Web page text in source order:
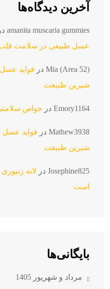
آخرین دیدگاه‌ها
amanita muscaria gummies در
عسل طبیعی در سلامت
Mia (Area 52) در فواید
شیرین طبیعت
Emory1164 در خواص
Mathew3938 در فواید عسل
شیرین طبیعت
Josephine825 در لانه
است
بایگانی‌ها
مرداد و شهریور 1405